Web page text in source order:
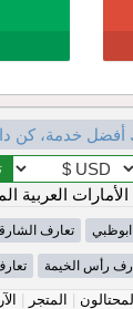
أفضل خدمة، كن
العربية
تعارف
رأس الخيمة
| المتجر |